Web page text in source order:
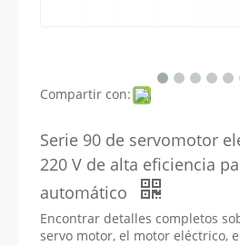
Compartir con:
Serie 90 de servomotor
220 V de alta eficiencia
automático
Encontrar detalles completos
servo motor, el motor eléctrico,